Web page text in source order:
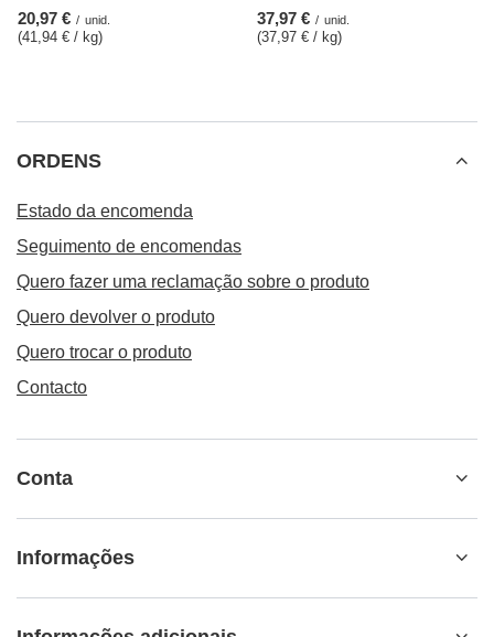
20,97 € / unid.
(41,94 € / kg)
37,97 € / unid.
(37,97 € / kg)
ORDENS
Estado da encomenda
Seguimento de encomendas
Quero fazer uma reclamação sobre o produto
Quero devolver o produto
Quero trocar o produto
Contacto
Conta
Informações